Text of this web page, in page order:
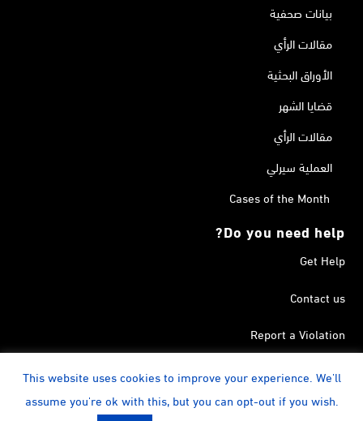
بيانات صحفية
مقالات الرأي
الأوراق البحثية
قضايا الشهر
مقالات الرأي
العملية سيرلي
Cases of the Month
Do you need help?
Get Help
Contact us
Report a Violation
Search in the Terrorism List
Twitter
Facebook
Linkedin
YouTube
Calendar
instagram
This website uses cookies to improve your experience. We'll
assume you're ok with this, but you can opt-out if you wish.